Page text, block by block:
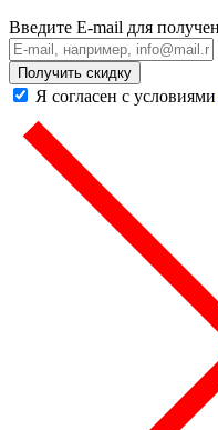
Введите E-mail для
Получить скидку
Я согласен с условиями